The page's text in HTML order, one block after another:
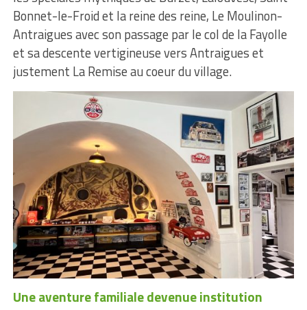
Bonnet-le-Froid et la reine des reine, Le Moulinon-
Antraigues avec son passage par le col de la Fayolle
et sa descente vertigineuse vers Antraigues et
justement La Remise au coeur du village.
Une aventure familiale devenue institution